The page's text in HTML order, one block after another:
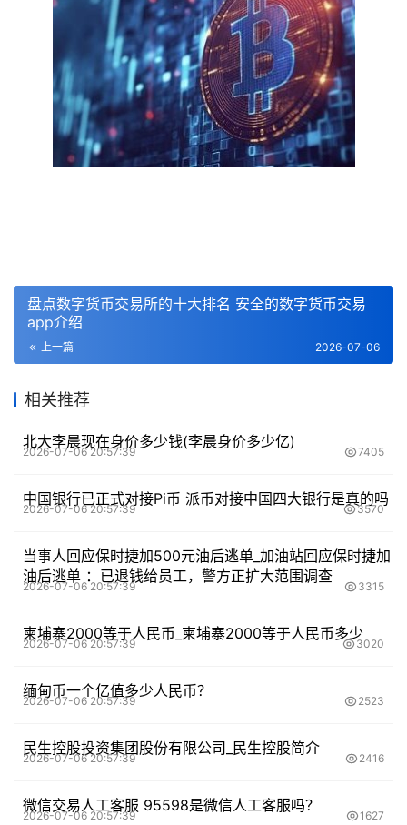
盘点数字货币交易所的十大排名 安全的数字货币交易
app介绍
上一篇 2026-07-06
相关推荐
北大李晨现在身价多少钱(李晨身价多少亿)
2026-07-06 20:57:39 7405
中国银行已正式对接Pi币 派币对接中国四大银行是真的吗
2026-07-06 20:57:39 3570
当事人回应保时捷加500元油后逃单_加油站回应保时捷加
油后逃单 ：已退钱给员工，警方正扩大范围调查
2026-07-06 20:57:39 3315
柬埔寨2000等于人民币_柬埔寨2000等于人民币多少
2026-07-06 20:57:39 3020
缅甸币一个亿值多少人民币？
2026-07-06 20:57:39 2523
民生控股投资集团股份有限公司_民生控股简介
2026-07-06 20:57:39 2416
微信交易人工客服 95598是微信人工客服吗？
2026-07-06 20:57:39 1627